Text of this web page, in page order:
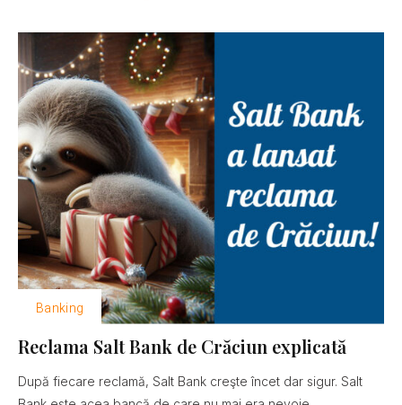
Banking
Reclama Salt Bank de Crăciun explicată
După fiecare reclamă, Salt Bank creşte încet dar sigur. Salt